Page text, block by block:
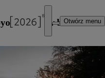
Otwórz menu
Mirai w berlińskim